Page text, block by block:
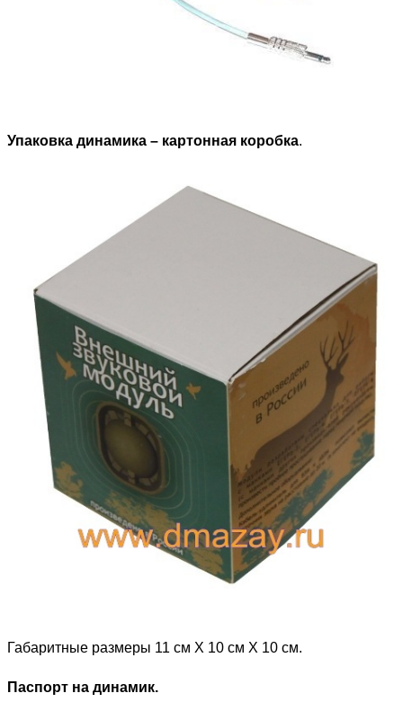
Упаковка динамика – картонная коробка.
Габаритные размеры 11 см Х 10 см Х 10 см.
Паспорт на динамик.